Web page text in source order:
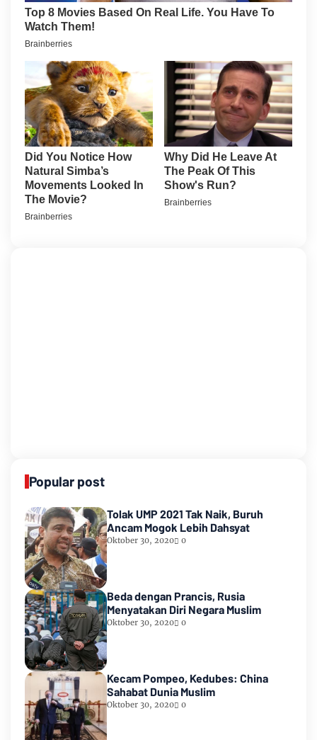
Popular post
Tolak UMP 2021 Tak Naik, Buruh
Ancam Mogok Lebih Dahsyat
Oktober 30, 2020 0
Beda dengan Prancis, Rusia
Menyatakan Diri Negara Muslim
Oktober 30, 2020 0
Kecam Pompeo, Kedubes: China
Sahabat Dunia Muslim
Oktober 30, 2020 0